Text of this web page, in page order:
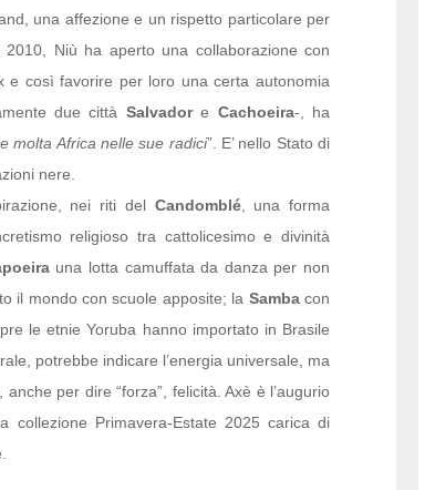
una affezione e un rispetto particolare per
Niù ha aperto una collaborazione con
e così favorire per loro una certa autonomia
due città Salvadore Cachoeira-, ha
molta Africa nelle sue radici”. E’ nello Stato di
nere.
nei riti del Candomblé, una forma
religioso tra cattolicesimo e divinità
una lotta camuffata da danza per non
il mondo con scuole apposite; la Sambacon
le etnie Yoruba hanno importato in Brasile
potrebbe indicare l’energia universale, ma
per dire “forza”, felicità. Axè è l’augurio
Primavera-Estate 2025 carica di